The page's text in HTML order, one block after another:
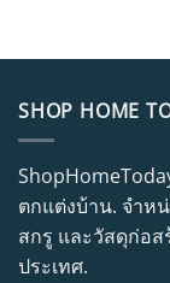
SHOP HOME
ตกแต่งบ้าน. จำห
สกรู และวัสดุก่อ
ประเทศ.